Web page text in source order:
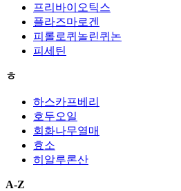
프리바이오틱스
플라즈마로겐
피롤로퀴놀린퀴논
피세틴
ㅎ
하스카프베리
호두오일
회화나무열매
효소
히알루론산
A-Z